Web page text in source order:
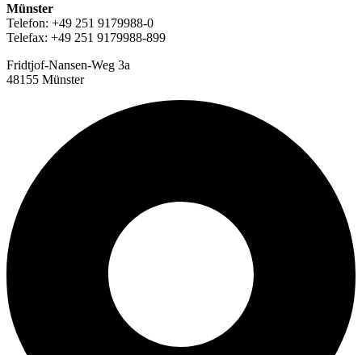
Münster
Telefon: +49 251 9179988-0
Telefax: +49 251 9179988-899
Fridtjof-Nansen-Weg 3a
48155 Münster